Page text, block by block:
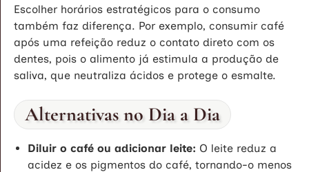
Escolher horários estratégicos para o consumo
também faz diferença. Por exemplo, consumir café
após uma refeição reduz o contato direto com os
dentes, pois o alimento já estimula a produção de
saliva, que neutraliza ácidos e protege o esmalte.
Alternativas no Dia a Dia
Diluir o café ou adicionar leite: O leite reduz a
acidez e os pigmentos do café, tornando-o menos